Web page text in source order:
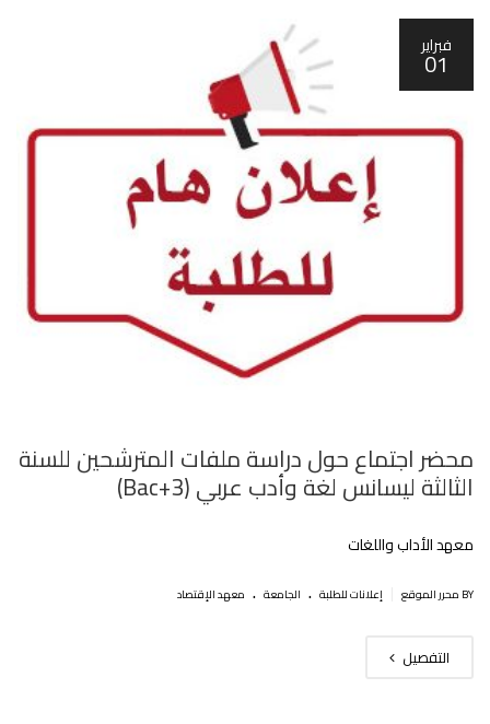
فبراير
01
محضر اجتماع حول دراسة ملفات المترشحين للسنة
الثالثة ليسانس لغة وأدب عربي (Bac+3)
معهد الأداب واللغات
BY محرر الموقع إعلانات للطلبة . الجامعة . معهد الإقتصاد
التفصيل